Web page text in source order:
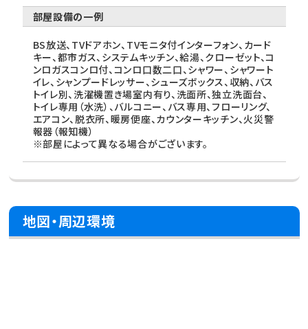
部屋設備の一例
BS放送、TVドアホン、TVモニタ付インターフォン、カード
キー、都市ガス、システムキッチン、給湯、クローゼット、コ
ンロガスコンロ付、コンロ口数二口、シャワー、シャワート
イレ、シャンプードレッサー、シューズボックス、収納、バス
トイレ別、洗濯機置き場室内有り、洗面所、独立洗面台、
トイレ専用（水洗）、バルコニー、バス専用、フローリング、
エアコン、脱衣所、暖房便座、カウンターキッチン、火災警
報器（報知機）
※部屋によって異なる場合がございます。
地図・周辺環境